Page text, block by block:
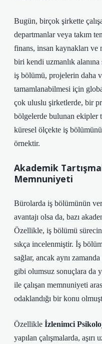
Bugün, birçok şirkette
departmanlar veya takım
finans, insan kaynakları
biri kendi uzmanlık alanına
iş bölümü, projelerin daha
tamamlanabilmesi için
çok uluslu şirketlerde, bir
bölgelerde bulunan ekipler
küresel ölçekte iş
örnektir.
Akademik
Memnuniyeti
Bürolarda iş bölümünün
avantajı olsa da, bazı
Özellikle, iş bölümü
sıkça incelenmiştir. İş
sağlar, ancak aynı
gibi olumsuz sonuçlara da
ile çalışan memnuniyeti
odaklandığı bir konu
Özellikle İzlenimci
yapılan çalışmalarda,